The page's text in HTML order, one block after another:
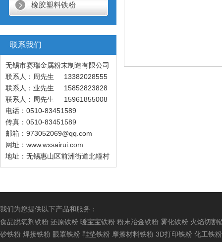
橡胶塑料铁粉
联系我们
无锡市赛瑞金属粉末制造有限公司
联系人：周先生 13382028555
联系人：业先生 15852823828
联系人：周先生 15961855008
电话：0510-83451589
传真：0510-83451589
邮箱：973052069@qq.com
网址：www.wxsairui.com
地址：无锡惠山区前洲街道北幢村
我们为您提供以下产品和服务：
食品脱氧剂铁粉 还原铁粉 暖宝宝铁粉 粉末冶金铁粉 雾化铁粉 火焰切割
砂铁粉 焊接铁粉 眼罩铁粉 鞋垫铁粉 摩擦材料铁粉 3D打印铁粉 化工铁粉